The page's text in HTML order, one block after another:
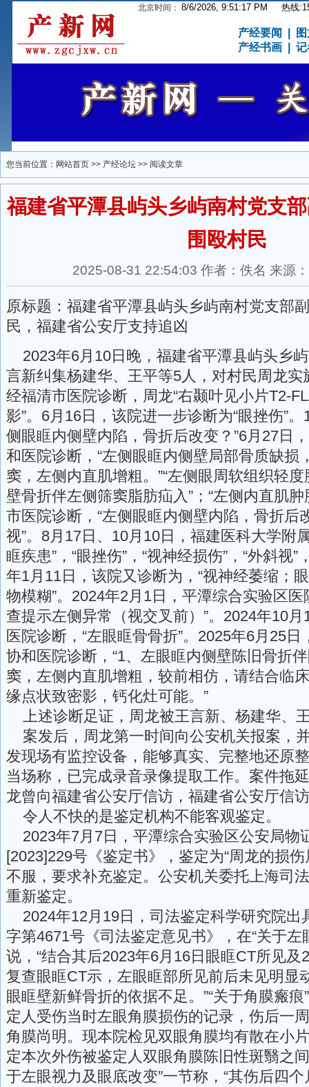
北京时间： 8/6/2026, 9:51:18 PM 热线
产经要闻
产经书画
记
您当前位置： 网站首页 >> 产经论坛 >> 阅读文章
福建省平潭县屿头乡屿南村党支
围殴村民
2025-08-31 22:54:03 作者：佚名 来源
原标题：福建省平潭县屿头乡屿南村党支部
民，福建省公安厅支持追凶
2023年6月10日晚，福建省平潭县屿头乡
言新纠集杨建华、王平等5人，对村民周龙实
经福清市医院诊断，周龙“右颞叶见小片T2-
影”。6月16日，该院进一步诊断为“眼挫伤”
侧眼眶内侧壁内陷，骨折后改变？”6月27日
和医院诊断，“左侧眼眶内侧壁局部骨质缺损
窦，左侧内直肌增粗。”“左侧眼周软组织轻度
壁骨折伴左侧筛窦脂肪疝入”；“左侧内直肌
市医院诊断，“左侧眼眶内侧壁内陷，骨折后
视”。8月17日、10月10日，福建医科大学附
眶疾患”，“眼挫伤”，“视神经损伤”，“外斜视”
年1月11日，该院又诊断为，“视神经萎缩；
物模糊”。2024年2月1日，平潭综合实验区医
查提示左侧异常（视交叉前）”。2024年10
医院诊断，“左眼眶骨骨折”。2025年6月25
协和医院诊断，“1、左眼眶内侧壁陈旧骨折
窦，左侧内直肌增粗，较前相仿，请结合临
缘点状致密影，钙化灶可能。”
上述诊断足证，周龙被王言新、杨建华、
案发后，周龙第一时间向公安机关报案，
发现场有监控设备，能够真实、完整地还原
当场称，已完成录音录像提取工作。案件拖
龙曾向福建省公安厅信访，福建省公安厅信
令人不快的是鉴定机构不能客观鉴定。
2023年7月7日，平潭综合实验区公安局物
[2023]229号《鉴定书》，鉴定为“周龙的损
不服，要求补充鉴定。公安机关委托上海司
重新鉴定。
2024年12月19日，司法鉴定科学研究院出
字第4671号《司法鉴定意见书》，在“关于左
说，“结合其后2023年6月16日眼眶CT所见及
复查眼眶CT示，左眼眶部所见前后未见明显
眼眶壁新鲜骨折的依据不足。”“关于角膜瘢痕
定人受伤当时左眼角膜损伤的记录，伤后一
角膜尚明。现本院检见双眼角膜均有散在小
定本次外伤被鉴定人双眼角膜陈旧性斑翳之
于左眼视力及眼底改变”一节称，“其伤后四